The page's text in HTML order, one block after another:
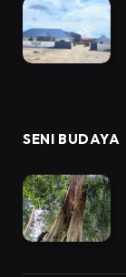
SENI BUDAYA